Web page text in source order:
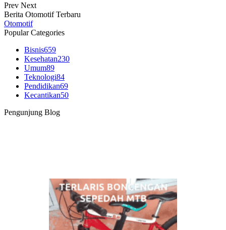
Prev Next
Berita Otomotif Terbaru
Otomotif
Popular Categories
Bisnis659
Kesehatan230
Umum89
Teknologi84
Pendidikan69
Kecantikan50
Pengunjung Blog